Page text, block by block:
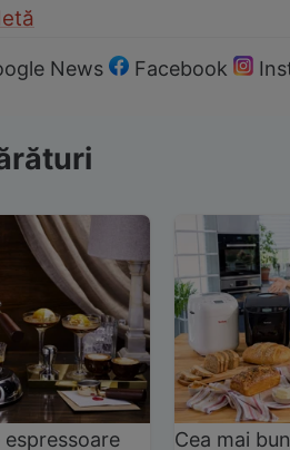
News Facebook
espressoare
Cea mai